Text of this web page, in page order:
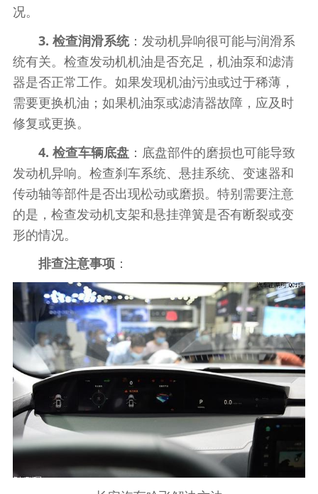
况。
3. 检查润滑系统：发动机异响很可能与润滑系
统有关。检查发动机机油是否充足，机油泵和滤清
器是否正常工作。如果发现机油污浊或过于稀薄，
需要更换机油；如果机油泵或滤清器故障，应及时
修复或更换。
4. 检查车辆底盘：底盘部件的磨损也可能导致
发动机异响。检查刹车系统、悬挂系统、变速器和
传动轴等部件是否出现松动或磨损。特别需要注意
的是，检查发动机支架和悬挂弹簧是否有断裂或变
形的情况。
排查注意事项：